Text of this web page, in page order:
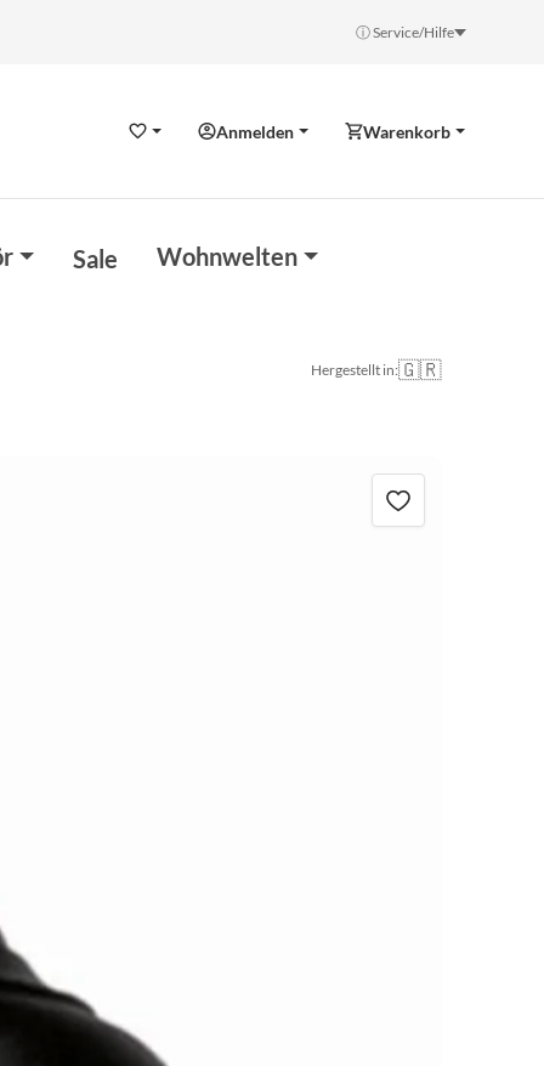
ⓘ Service/Hilfe
WunschzettelAnmelden Warenkorb
Sale Wohnwelten
Hergestellt in:🇬🇷